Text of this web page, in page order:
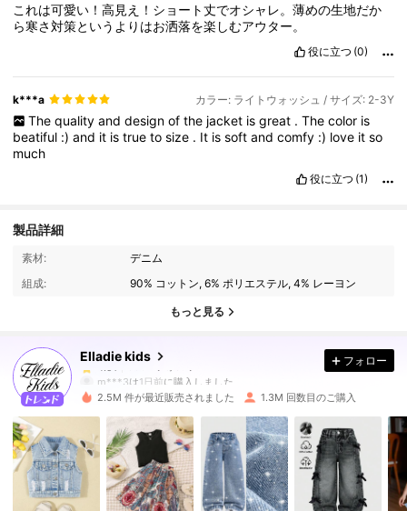
これは可愛い！高見え！ショート丈でオシャレ。薄めの生地だか
ら寒さ対策というよりはお洒落を楽しむアウター。
役に立つ (0)
k***a カラー: ライトウォッシュ / サイズ: 2-3Y
The quality and design of the jacket is great . The color is
beatiful :)and it istruetosize . It issoftandcomfy :) love itso
much
役に立つ (1)
製品詳細
素材:
デニム
組成:
90% コットン, 6% ポリエステル, 4% レーヨン
もっと見る
Elladie kids
365K フォロワー
4.91
365K フォロワー
m***3は 1日前に購入しました
4.91 365K フォロワー
4.91 365K フォロワー
フォロー
2.5M 件が最近販売されました 1.3M 回数目のご購入